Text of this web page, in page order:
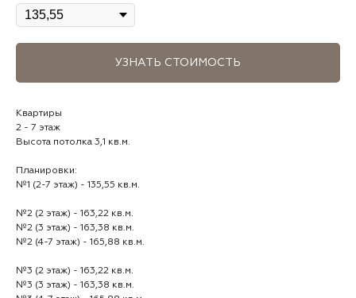
УЗНАТЬ СТОИМОСТЬ
Квартиры
2 - 7 этаж
Высота потолка 3,1 кв.м.
Планировки:
№1 (2-7 этаж) - 135,55 кв.м.
№2 (2 этаж) - 163,22 кв.м.
№2 (3 этаж) - 163,38 кв.м.
№2 (4-7 этаж) - 165,88 кв.м.
№3 (2 этаж) - 163,22 кв.м.
№3 (3 этаж) - 163,38 кв.м.